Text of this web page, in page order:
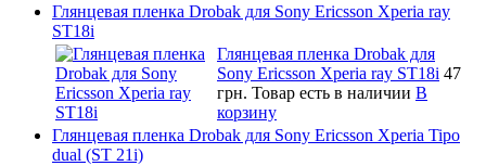
Глянцевая пленка Drobak для Sony Ericsson Xperia ray
ST18i
Глянцевая пленка Drobak для
Sony Ericsson Xperia ray ST18i 47
грн. Товар есть в наличии В
корзину
Глянцевая пленка Drobak для Sony Ericsson Xperia Tipo
dual (ST 21i)